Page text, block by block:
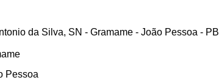
da Silva, SN - Gramame - João Pessoa - PB
Pessoa